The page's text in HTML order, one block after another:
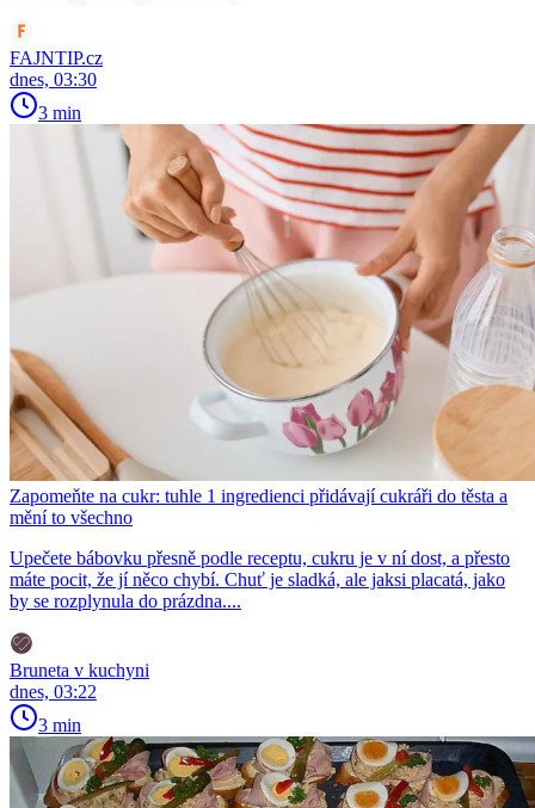
FAJNTIP.cz
dnes, 03:30
3 min
Zapomeňte na cukr: tuhle 1 ingredienci přidávají cukráři do těsta a
mění to všechno
Upečete bábovku přesně podle receptu, cukru je v ní dost, a přesto
máte pocit, že jí něco chybí. Chuť je sladká, ale jaksi placatá, jako
by se rozplynula do prázdna....
Bruneta v kuchyni
dnes, 03:22
3 min